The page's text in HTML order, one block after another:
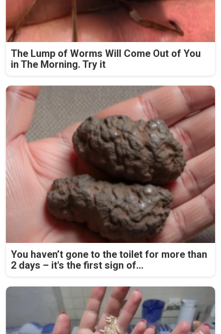
The Lump of Worms Will Come Out of You
in The Morning. Try it
You haven’t gone to the toilet for more than
2 days – it's the first sign of...